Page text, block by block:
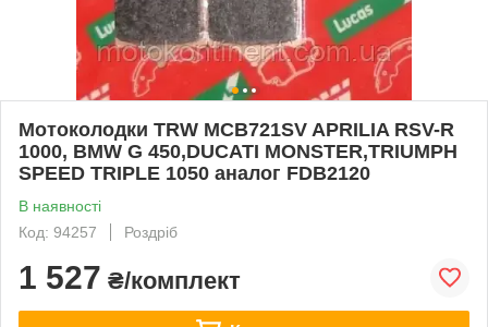
Мотоколодки TRW MCB721SV APRILIA RSV-R
1000, BMW G 450,DUCATI MONSTER,TRIUMPH
SPEED TRIPLE 1050 аналог FDB2120
В наявності
Код: 94257
Роздріб
1 527 ₴/комплект